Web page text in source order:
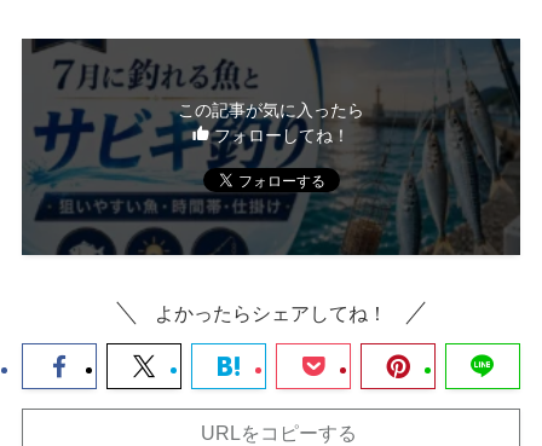
この記事が気に入ったら
フォローしてね！
よかったらシェアしてね！
URLをコピーする